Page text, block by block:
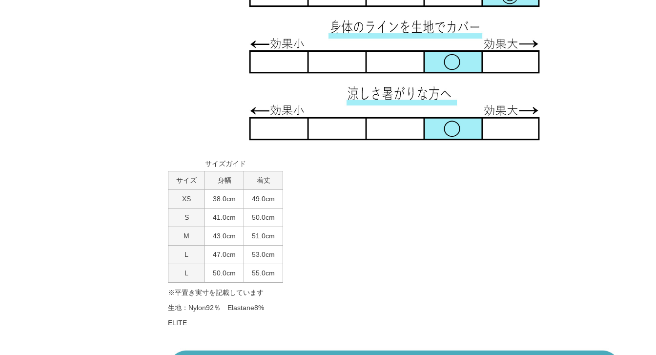
サイズガイド
サイズ 身幅 着丈
XS 38.0cm 49.0cm
S 41.0cm 50.0cm
M 43.0cm 51.0cm
L 47.0cm 53.0cm
L 50.0cm 55.0cm
※平置き実寸を記載しています
生地：Nylon92％ Elastane8%
ELITE